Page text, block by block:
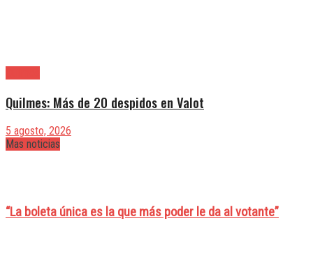
Quilmes: Más de 20 despidos en Valot
5 agosto, 2026
Mas noticias
“La boleta única es la que más poder le da al votante”